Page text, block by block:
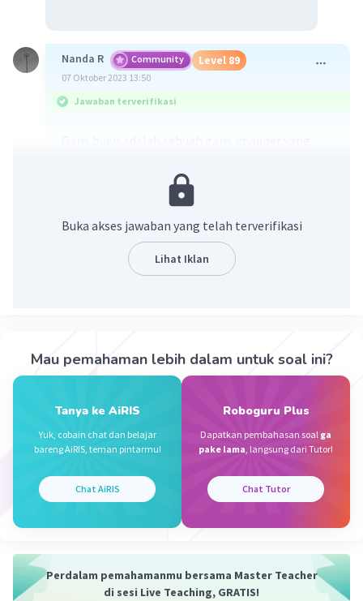
Nanda R Community Level 89
07 Oktober 2023 13:50
Jawaban terverifikasi
antara bumi dari kutub utara sampai kutub
Beri Rating Balas
Iklan
Garis bujur adalah garis khayal yang
membentang secara vertikal di atas permukaan
Bumi
Beri Rating·0.0(0) Balas
Buka akses jawaban yang telah terverifikasi
Lihat Iklan
Mau pemahaman lebih dalam untuk soal ini?
Tanya ke AiRIS
Yuk, cobain chat dan belajar
bareng AiRIS, teman pintarmu!
Chat AiRIS
Roboguru Plus
Dapatkan pembahasan soal ga
pake lama, langsung dari Tutor!
Chat Tutor
Perdalam pemahamanmu bersama Master Teacher
di sesi Live Teaching, GRATIS!